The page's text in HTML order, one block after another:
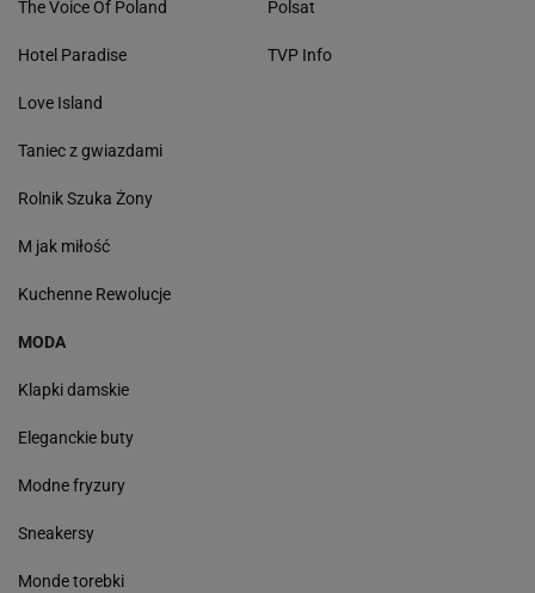
The Voice Of Poland
Hotel Paradise
Love Island
Taniec z gwiazdami
Rolnik Szuka Żony
M jak miłość
Kuchenne Rewolucje
Polsat
TVP Info
MODA
Klapki damskie
Eleganckie buty
Modne fryzury
Sneakersy
Monde torebki